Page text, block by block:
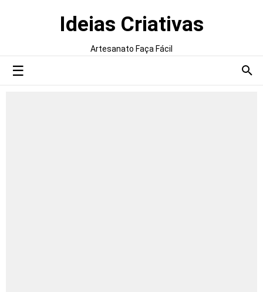
Ideias Criativas
Artesanato Faça Fácil